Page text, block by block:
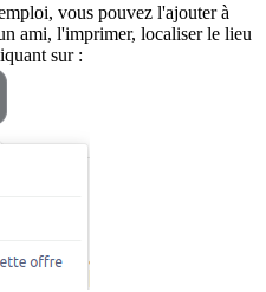
vous pouvez l'ajouter à
ami, l'imprimer, localiser le lieu
sur :